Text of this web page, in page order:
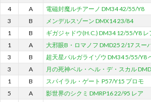
4
A 電磁封魔ルチアーノ DM34 42/55/Y8
3
B メンデルスゾーン DMX14 23/84
1
B ギガジャドウ(H.C.) DM34 12/55/Y8 レ
1
A 大邪眼B・ロマノフ DMD25 2/17 スー
3
B 超天星バルガライゾウ DM34 5/55/Y8
3
A 月の死神ベル・ヘル・デ・スカル
1
B スパイラル・ゲート P57/Y15 プロモ
5
A 影世界のシクミ DMRP16 22/95 レア